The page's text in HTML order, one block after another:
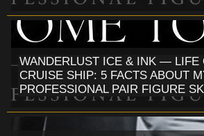
WANDERLUST ICE & INK — LIFE
CRUISE SHIP: 5 FACTS ABOUT
PROFESSIONAL PAIR FIGURE